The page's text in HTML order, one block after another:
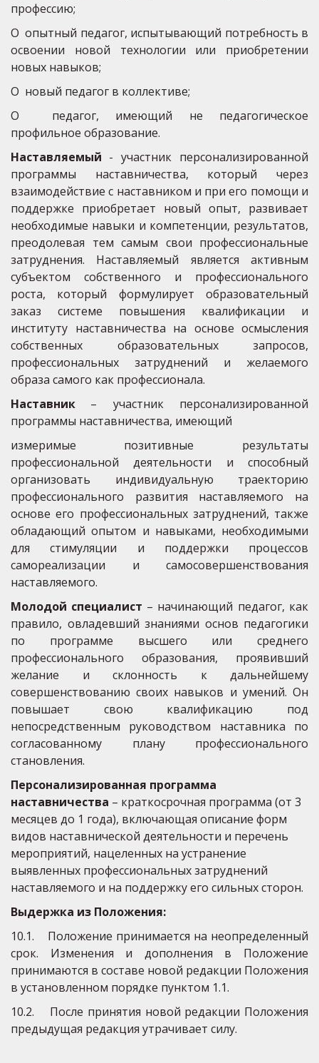
профессию;
O опытный педагог, испытывающий потребность в
освоении новой технологии или приобретении
новых навыков;
O новый педагог в коллективе;
O педагог, имеющий не педагогическое
профильное образование.
Наставляемый - участник персонализированной
программы наставничества, который через
взаимодействие с наставником и при его помощи и
поддержке приобретает новый опыт, развивает
необходимые навыки и компетенции, результатов,
преодолевая тем самым свои профессиональные
затруднения. Наставляемый является активным
субъектом собственного и профессионального
роста, который формулирует образовательный
заказ системе повышения квалификации и
институту наставничества на основе осмысления
собственных образовательных запросов,
профессиональных затруднений и желаемого
образа самого как профессионала.
Наставник– участник персонализированной
программы наставничества, имеющий
измеримые позитивные результаты
профессиональной деятельности и способный
организовать индивидуальную траекторию
профессионального развития наставляемого на
основе его профессиональных затруднений, также
обладающий опытом и навыками, необходимыми
для стимуляции и поддержки процессов
самореализации и самосовершенствования
наставляемого.
Молодой специалист – начинающий педагог, как
правило, овладевший знаниями основ педагогики
по программе высшего или среднего
профессионального образования, проявивший
желание и склонность к дальнейшему
совершенствованию своих навыков и умений. Он
повышает свою квалификацию под
непосредственным руководством наставника по
согласованному плану профессионального
становления.
Персонализированная программа
наставничества – краткосрочная программа (от 3
месяцев до 1 года), включающая описание форм
видов наставнической деятельности и перечень
мероприятий, нацеленных на устранение
выявленных профессиональных затруднений
наставляемого и на поддержку его сильных сторон.
Выдержка из Положения:
10.1. Положение принимается на неопределенный
срок. Изменения и дополнения в Положение
принимаются в составе новой редакции Положения
в установленном порядке пунктом 1.1.
10.2. После принятия новой редакции Положения
предыдущая редакция утрачивает силу.